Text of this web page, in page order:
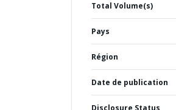
Total Volume(s)
Pays
Région
Date de publication
Disclosure Status